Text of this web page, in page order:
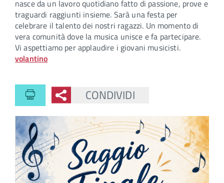
nasce da un lavoro quotidiano fatto di passione, prove e
traguardi raggiunti insieme. Sarà una festa per
celebrare il talento dei nostri ragazzi. Un momento di
vera comunità dove la musica unisce e fa partecipare.
Vi aspettiamo per applaudire i giovani musicisti.
volantino
CONDIVIDI